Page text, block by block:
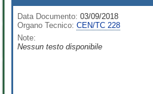
Data Documento: 03/09/2018
Organo Tecnico: CEN/TC 228
Note:
Nessun testo disponibile